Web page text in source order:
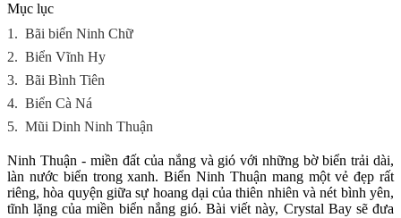
Mục lục
1. Bãi biển Ninh Chữ
2. Biển Vĩnh Hy
3. Bãi Bình Tiên
4. Biển Cà Ná
5. Mũi Dinh Ninh Thuận
Ninh Thuận - miền đất của nắng và gió với những bờ biển trải dài,
làn nước biển trong xanh. Biển Ninh Thuận mang một vẻ đẹp rất
riêng, hòa quyện giữa sự hoang dại của thiên nhiên và nét bình yên,
tĩnh lặng của miền biển nắng gió. Bài viết này, Crystal Bay sẽ đưa